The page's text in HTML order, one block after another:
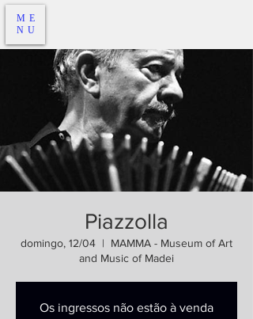
ME
NU
Piazzolla
domingo, 12/04
  |
MAMMA - Museum of Art
and Music of Madei
Os ingressos não estão à venda